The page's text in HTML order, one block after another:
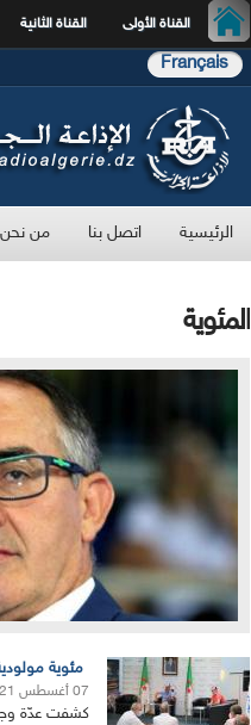
القناة الأولى القناة الثانية
Français
الرئيسية اتصل بنا من
المئوية
مئوية
07 أغسطس 2021
كشفت عدّة